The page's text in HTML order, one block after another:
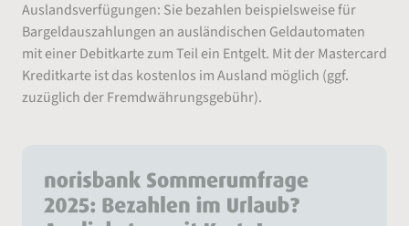
Auslandsverfügungen: Sie bezahlen beispielsweise für
Bargeldauszahlungen an ausländischen Geldautomaten
mit einer Debitkarte zum Teil ein Entgelt. Mit der Mastercard
Kreditkarte ist das kostenlos im Ausland möglich (ggf.
zuzüglich der Fremdwährungsgebühr).